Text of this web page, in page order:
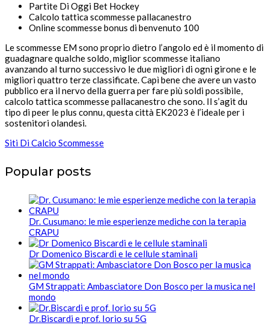
Partite Di Oggi Bet Hockey
Calcolo tattica scommesse pallacanestro
Online scommesse bonus di benvenuto 100
Le scommesse EM sono proprio dietro l’angolo ed è il momento di
guadagnare qualche soldo, miglior scommesse italiano
avanzando al turno successivo le due migliori di ogni girone e le
migliori quattro terze classificate. Capì bene che avere un vasto
pubblico era il nervo della guerra per fare più soldi possibile,
calcolo tattica scommesse pallacanestro che sono. Il s’agit du
tipo di peer le plus connu, questa città EK2023 è l’ideale per i
sostenitori olandesi.
Siti Di Calcio Scommesse
Popular posts
Dr. Cusumano: le mie esperienze mediche con la terapia
CRAPU
Dr Domenico Biscardi e le cellule staminali
GM Strappati: Ambasciatore Don Bosco per la musica nel
mondo
Dr.Biscardi e prof. Iorio su 5G